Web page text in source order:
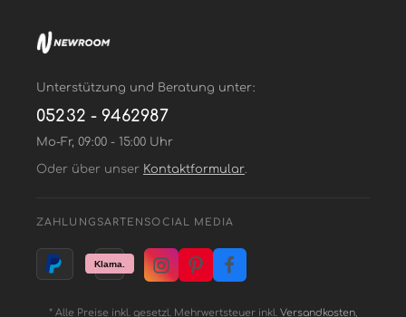
Unterstützung und Beratung unter:
05232 - 9462987
Mo-Fr, 09:00 - 15:00 Uhr
Oder über unser Kontaktformular.
ZAHLUNGSARTEN SOCIAL MEDIA
* Alle Preise inkl. gesetzl. Mehrwertsteuer inkl. Versandkosten,